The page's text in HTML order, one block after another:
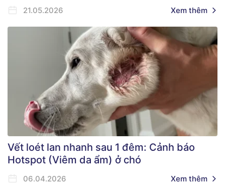
21.05.2026 Xem thêm
Vết loét lan nhanh sau 1 đêm: Cảnh báo
Hotspot (Viêm da ẩm) ở chó
06.04.2026 Xem thêm